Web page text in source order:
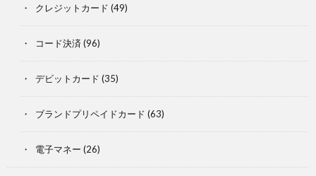
クレジットカード (49)
コード決済 (96)
デビットカード (35)
ブランドプリペイドカード (63)
電子マネー (26)